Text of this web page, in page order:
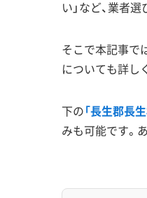
い」など、業者
そこで本記事で
についても詳し
下の「長生郡長
みも可能です。